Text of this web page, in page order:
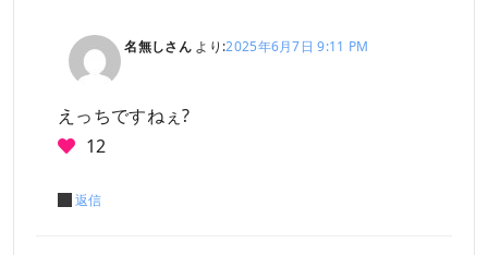
名無しさん より:2025年6月7日 9:11 PM
えっちですねぇ?
12
返信